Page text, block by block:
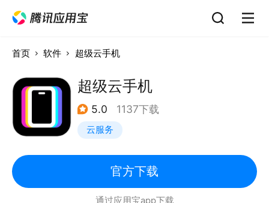
首页 软件 超级云手机
超级云手机
5.0 1137下载
云服务
官方下载
通过应用宝app下载